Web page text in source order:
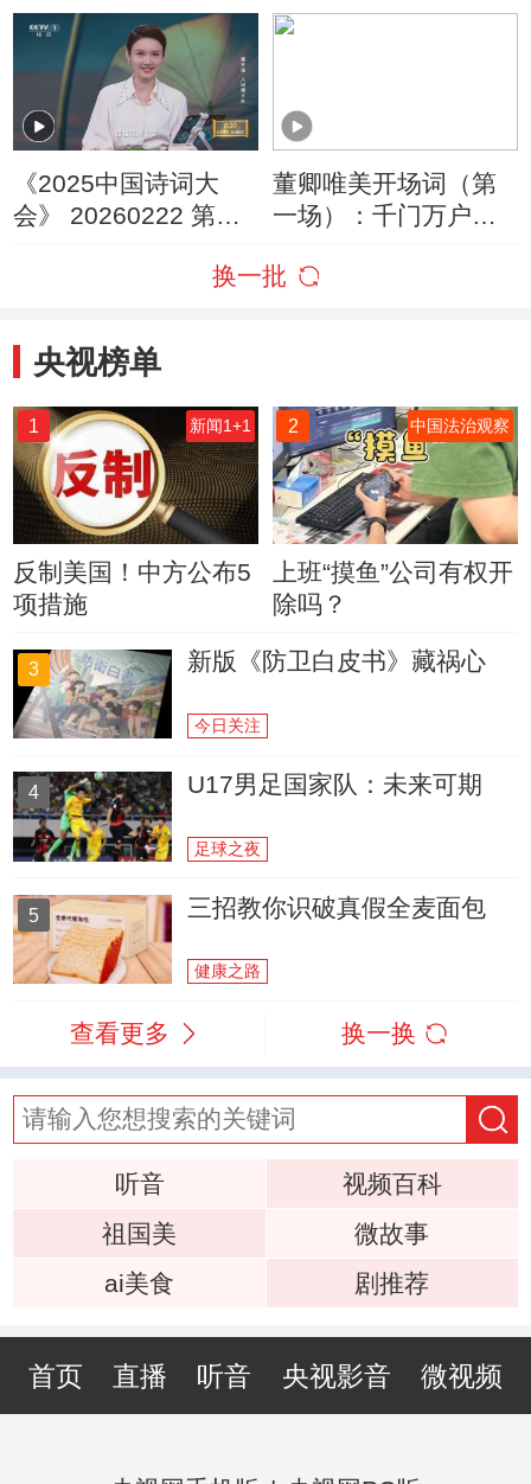
（3）
《2025中国诗词大
会》 20260222 第五
董卿唯美开场词（第
一场）：千门万户曈
符
换一批
央视榜单
1 新闻1+1
反制美国！中方公布5
项措施
2 中国法治观察
上班“摸鱼”公司有权开
除吗？
3 新版《防卫白皮书》藏祸心
今日关注
4 U17男足国家队：未来可期
足球之夜
5 三招教你识破真假全麦面包
健康之路
查看更多 换一换
听音
视频百科
祖国美
微故事
ai美食
剧推荐
首页 直播 听音 央视影音 微视频